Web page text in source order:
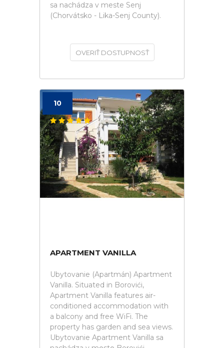
sa nachádza v meste Senj
(Chorvátsko - Lika-Senj County).
OVERIŤ DOSTUPNOSŤ
10
APARTMENT VANILLA
Ubytovanie (Apartmán) Apartment
Vanilla. Situated in Borovići,
Apartment Vanilla features air-
conditioned accommodation with
a balcony and free WiFi. The
property has garden and sea views.
Ubytovanie Apartment Vanilla sa